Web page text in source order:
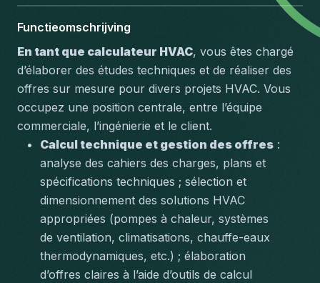
Functieomschrijving
En tant que calculateur HVAC, vous êtes chargé
d’élaborer des études techniques et de réaliser des
offres sur mesure pour divers projets HVAC. Vous
occupez une position centrale, entre l’équipe
commerciale, l’ingénierie et le client.
Calcul technique et gestion des offres :
analyse des cahiers des charges, plans et
spécifications techniques ; sélection et
dimensionnement des solutions HVAC
appropriées (pompes à chaleur, systèmes
de ventilation, climatisations, chauffe-eaux
thermodynamiques, etc.) ; élaboration
d’offres claires à l’aide d’outils de calcul